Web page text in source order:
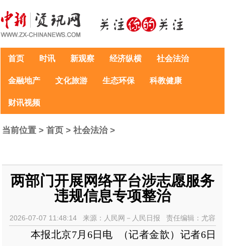
首页 时讯 新观察 经济纵横 社会法治
金融地产 文化旅游 生态环保 科教健康
财讯视频
当前位置 >首页 >社会法治>
两部门开展网络平台涉志愿服务
违规信息专项整治
2026-07-07 11:48:14 来源：人民网－人民日报 责任编辑：尤容
本报北京7月6日电 （记者金歆）记者6日